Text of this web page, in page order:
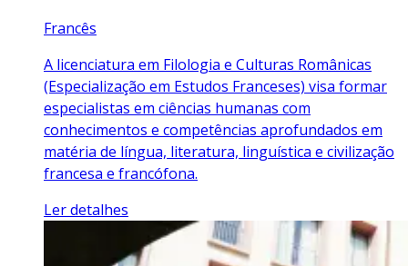
Francês
A licenciatura em Filologia e Culturas Românicas
(Especialização em Estudos Franceses) visa formar
especialistas em ciências humanas com
conhecimentos e competências aprofundados em
matéria de língua, literatura, linguística e civilização
francesa e francófona.
Ler detalhes